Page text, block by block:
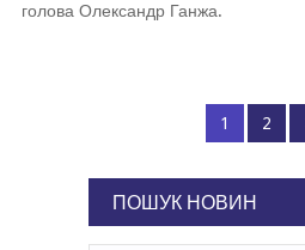
голова Олександр Ганжа.
записів
Page
1 Page
2
ПОШУК НОВИН